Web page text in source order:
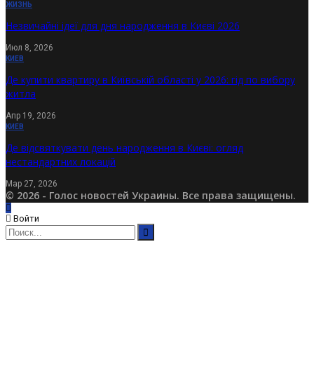
ЖИЗНЬ
Незвичайні ідеї для дня народження в Києві 2026
Июл 8, 2026
КИЕВ
Де купити квартиру в Київській області у 2026: гід по вибору
житла
Апр 19, 2026
КИЕВ
Де відсвяткувати день народження в Києві: огляд
нестандартних локацій
Мар 27, 2026
© 2026 - Голос новостей Украины. Все права защищены.
Войти